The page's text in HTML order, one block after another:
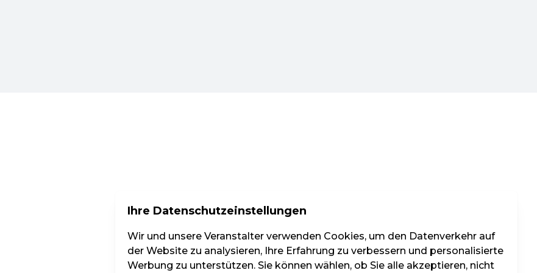
Ihre Datenschutzeinstellungen
Wir und unsere Veranstalter verwenden Cookies, um den Datenverkehr auf
der Website zu analysieren, Ihre Erfahrung zu verbessern und personalisierte
Werbung zu unterstützen. Sie können wählen, ob Sie alle akzeptieren, nicht